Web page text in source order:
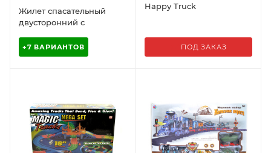
Жилет спасательный
двусторонний с
(с наполнителем, ткань
Oxford, оранж./хаки).
+7 ВАРИАНТОВ
Happy Truck
ПОД ЗАКАЗ